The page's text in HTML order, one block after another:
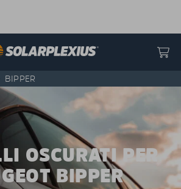
BIPPER
OSCURATI PER
BIPPER